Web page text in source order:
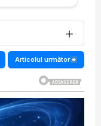
＋
Articolul următor